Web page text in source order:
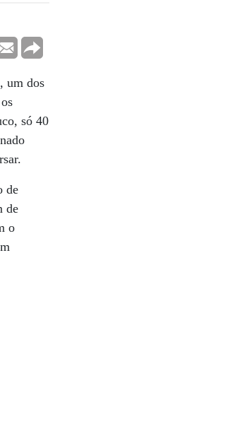
um dos
só 40
de
de
o